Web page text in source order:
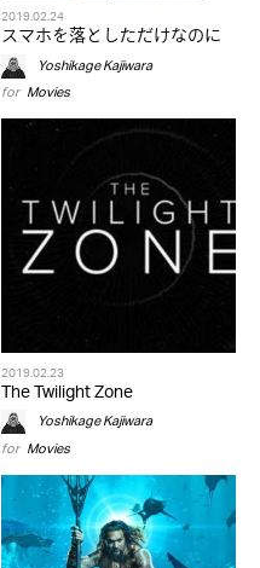
2019.02.24
スマホを落としただけなのに
Yoshikage Kajiwara
for Movies
2019.02.23
The Twilight Zone
Yoshikage Kajiwara
for Movies